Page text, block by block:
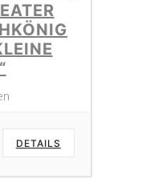
DETAILS